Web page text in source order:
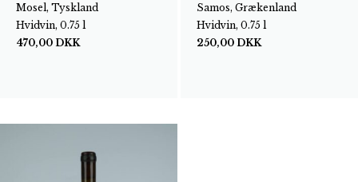
Mosel, Tyskland
Hvidvin, 0.75 l
470,00 DKK
Samos, Grækenland
Hvidvin, 0.75 l
250,00 DKK